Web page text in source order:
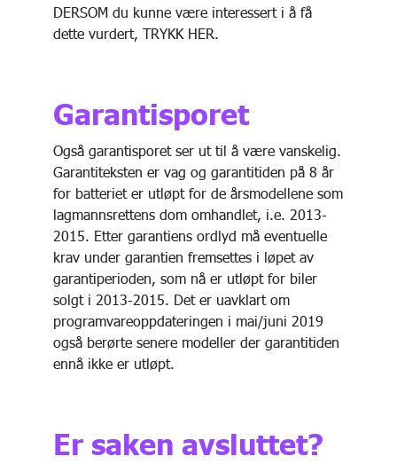
DERSOM du kunne være interessert i å få
dette vurdert, TRYKK HER.
Garantisporet
Også garantisporet ser ut til å være vanskelig.
Garantiteksten er vag og garantitiden på 8 år
for batteriet er utløpt for de årsmodellene som
lagmannsrettens dom omhandlet, i.e. 2013-
2015. Etter garantiens ordlyd må eventuelle
krav under garantien fremsettes i løpet av
garantiperioden, som nå er utløpt for biler
solgt i 2013-2015. Det er uavklart om
programvareoppdateringen i mai/juni 2019
også berørte senere modeller der garantitiden
ennå ikke er utløpt.
Er saken avsluttet?